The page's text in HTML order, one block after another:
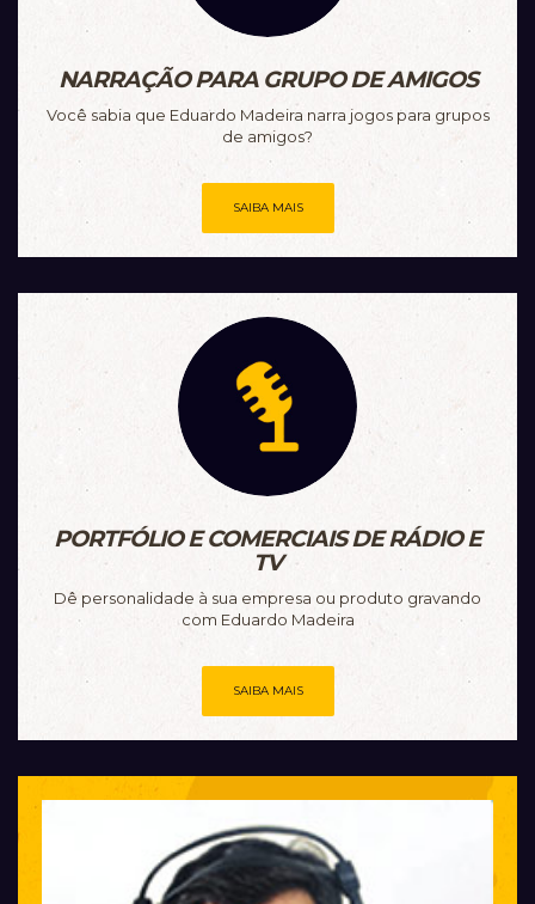
NARRAÇÃO PARA GRUPO DE AMIGOS
Você sabia que Eduardo Madeira narra jogos para grupos
de amigos?
SAIBA MAIS
PORTFÓLIO E COMERCIAIS DE RÁDIO E
TV
Dê personalidade à sua empresa ou produto gravando
com Eduardo Madeira
SAIBA MAIS